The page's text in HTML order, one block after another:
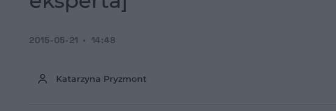
Katarzyna Pryzmont
2015-05-21 14:48